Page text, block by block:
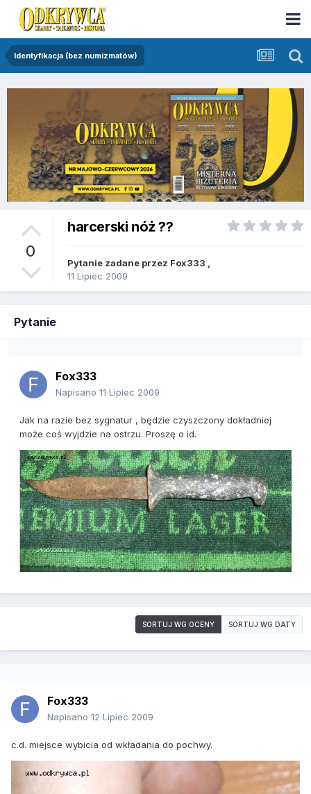
Identyfikacja (bez numizmatów)
0
harcerski nóż ??
Pytanie zadane przez Fox333
11 Lipiec 2009
Pytanie
Fox333
Napisano 11 Lipiec 2009
Jak na razie bez sygnatur , będzie czyszczony dokładniej
może coś wyjdzie na ostrzu. Proszę o id.
SORTUJ WG OCENY SORTUJ WG DATY
Fox333
Napisano 12 Lipiec 2009
c.d. miejsce wybicia od wkładania do pochwy.